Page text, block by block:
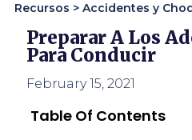
Recursos > Accidentes y
Preparar A Los
Para Conducir
February 15, 2021
Table Of Contents